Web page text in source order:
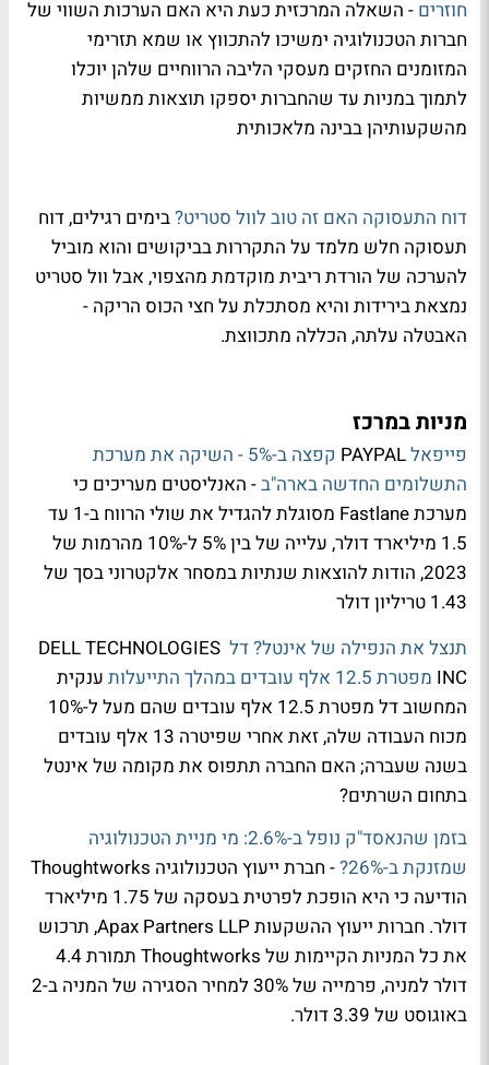
חוזרים - השאלה המרכזית כעת היא האם הערכות השווי של
חברות הטכנולוגיה ימשיכו להתכווץ או שמא תזרימי
המזומנים החזקים מעסקי הליבה הרווחיים שלהן יוכלו
לתמוך במניות עד שהחברות יספקו תוצאות ממשיות
מהשקעותיהן בבינה מלאכותית
דוח התעסוקה האם זה טוב לוול סטריט?בימים רגילים, דוח
תעסוקה חלש מלמד על התקררות בביקושים והוא מוביל
להערכה של הורדת ריבית מוקדמת מהצפוי, אבל וול סטריט
נמצאת בירידות והיא מסתכלת על חצי הכוס הריקה -
האבטלה עלתה, הכללה מתכווצת.
מניות במרכז
פייפאלPAYPAL
קפצה ב-5% - השיקה את מערכת
התשלומים החדשה בארה"ב- האנליסטים מעריכים כי
מערכת Fastlane מסוגלת להגדיל את שולי הרווח ב-1 עד
1.5 מיליארד דולר, עלייה של בין 5% ל-10% מהרמות של
2023, הודות להוצאות שנתיות במסחר אלקטרוני בסך של
1.43 טריליון דולר
תנצל את הנפילה של אינטל? דל DELL TECHNOLOGIES
INC מפטרת 12.5 אלף עובדים במהלך התייעלות
ענקית
המחשוב דל מפטרת 12.5 אלף עובדים שהם מעל ל-10%
מכוח העבודה שלה, זאת אחרי שפיטרה 13 אלף עובדים
בשנה שעברה; האם החברה תתפוס את מקומה של אינטל
בתחום השרתים?
בזמן שהנאסד"ק נופל ב-2.6%: מי מניית הטכנולוגיה
שמזנקת ב-26%?
- חברת ייעוץ הטכנולוגיה Thoughtworks
הודיעה כי היא הופכת לפרטית בעסקה של 1.75 מיליארד
דולר. חברות ייעוץ ההשקעות Apax Partners LLP, תרכוש
את כל המניות הקיימות של Thoughtworks תמורת 4.4
דולר למניה, פרמייה של 30% למחיר הסגירה של המניה ב-2
באוגוסט של 3.39 דולר.